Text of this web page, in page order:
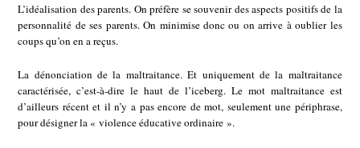
L’idéalisation des parents. On préfère se souvenir des aspects positifs de la
personnalité de ses parents. On minimise donc ou on arrive à oublier les
coups qu’on en a reçus.
La dénonciation de la maltraitance. Et uniquement de la maltraitance
caractérisée, c’est-à-dire le haut de l’iceberg. Le mot maltraitance est
d’ailleurs récent et il n’y a pas encore de mot, seulement une périphrase,
pour désigner la « violence éducative ordinaire ».